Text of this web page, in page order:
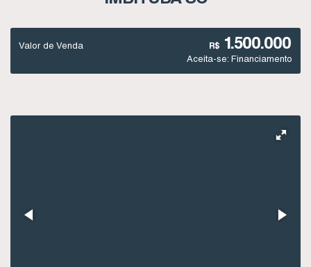
R$ 1.500.000
Valor de Venda
Aceita-se: Financiamento